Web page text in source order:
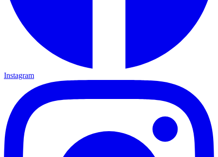
Instagram